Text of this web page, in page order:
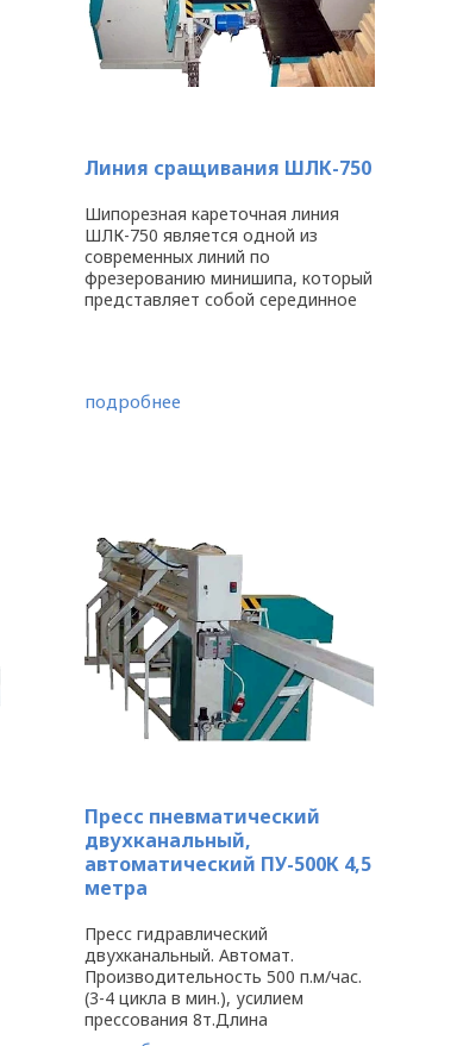
Линия сращивания ШЛК-750
Шипорезная кареточная линия
ШЛК-750 является одной из
современных линий по
фрезерованию минишипа, который
представляет собой серединное
подробнее
Пресс пневматический
двухканальный,
автоматический ПУ-500К 4,5
метра
Пресс гидравлический
двухканальный. Автомат.
Производительность 500 п.м/час.
(3-4 цикла в мин.), усилием
прессования 8т.Длина
прессования 4,5 м. Система